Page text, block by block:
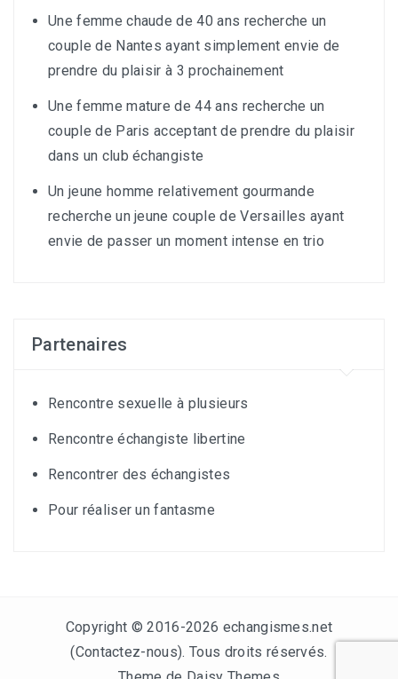
Une femme chaude de 40 ans recherche un
couple de Nantes ayant simplement envie de
prendre du plaisir à 3 prochainement
Une femme mature de 44 ans recherche un
couple de Paris acceptant de prendre du plaisir
dans un club échangiste
Un jeune homme relativement gourmande
recherche un jeune couple de Versailles ayant
envie de passer un moment intense en trio
Partenaires
Rencontre sexuelle à plusieurs
Rencontre échangiste libertine
Rencontrer des échangistes
Pour réaliser un fantasme
Copyright © 2016-2026 echangismes.net
(Contactez-nous). Tous droits réservés.